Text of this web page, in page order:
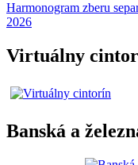
Harmonogram zberu
2026
Virtuálny
Banská a